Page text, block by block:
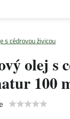
s cédrovou živicou
olej s
100